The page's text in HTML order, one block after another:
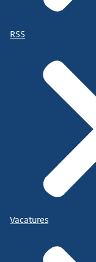
RSS
Vacatures